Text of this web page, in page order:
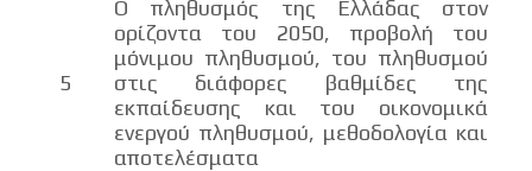
5
Ο πληθυσμός της Ελλάδας στον
ορίζοντα του 2050, προβολή του
μόνιμου πληθυσμού, του πληθυσμού
στις διάφορες βαθμίδες της
εκπαίδευσης και του οικονομικά
ενεργού πληθυσμού, μεθοδολογία και
αποτελέσματα